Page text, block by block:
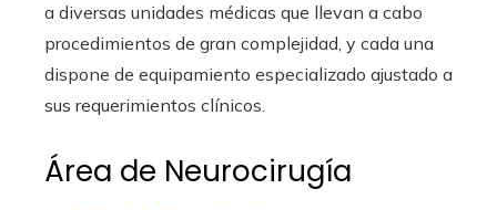
a diversas unidades médicas que llevan a cabo
procedimientos de gran complejidad, y cada una
dispone de equipamiento especializado ajustado a
sus requerimientos clínicos.
Área de Neurocirugía